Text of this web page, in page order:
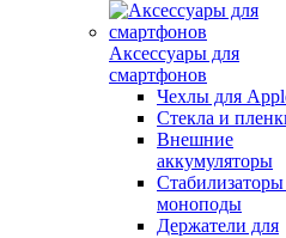
Аксессуары для
смартфонов
Чехлы для
Стекла и
Внешние
аккумуляторы
моноподы
Держатели для